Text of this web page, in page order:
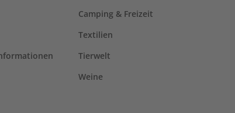
Camping & Freizeit
Textilien
Tierwelt
Weine